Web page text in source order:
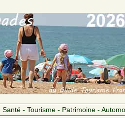
Santé - Tourisme - Patrimoine -